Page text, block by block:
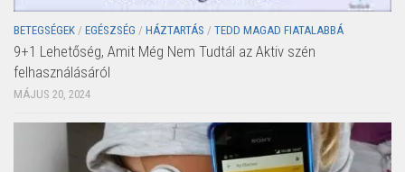
BETEGSÉGEK / EGÉSZSÉG / HÁZTARTÁS / TEDD MAGAD FIATALABBÁ
9+1 Lehetőség, Amit Még Nem Tudtál az Aktiv szén
felhasználásáról
MÁJUS 20, 2024